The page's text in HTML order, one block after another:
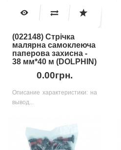
(022148) Стрічка
малярна самоклеюча
паперова захисна -
38 мм*40 м (DOLPHIN)
0.00грн.
Описание характеристики: на
вывод...